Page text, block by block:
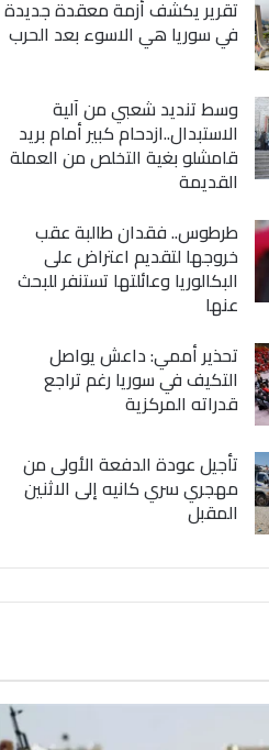
تقرير يكشف أزمة معقدة جديدة
في سوريا هي الاسوء بعد الحرب
وسط تنديد شعبي من آلية
الاستبدال..ازدحام كبير أمام بريد
قامشلو بغية التخلص من العملة
القديمة
طرطوس.. فقدان طالبة عقب
خروجها لتقديم اعتراض على
البكالوريا وعائلتها تستنفر للبحث
عنها
تحذير أممي: داعش يواصل
التكيف في سوريا رغم تراجع
قدراته المركزية
تأجيل عودة الدفعة الأولى من
مهجري سري كانيه إلى الاثنين
المقبل